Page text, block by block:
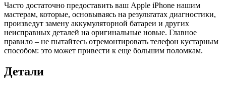
Часто достаточно предоставить ваш Apple iPhone нашим
мастерам, которые, основываясь на результатах диагностики,
произведут замену аккумуляторной батареи и других
неисправных деталей на оригинальные новые. Главное
правило – не пытайтесь отремонтировать телефон кустарным
способом: это может привести к еще большим поломкам.
Детали